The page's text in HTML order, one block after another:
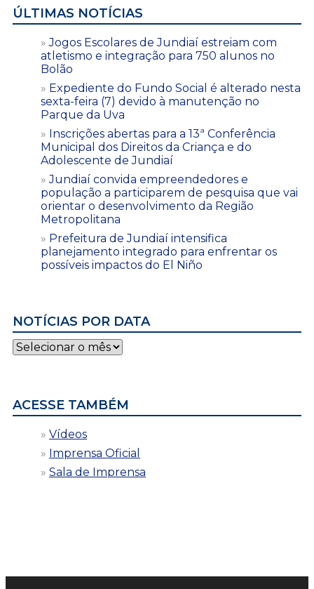
ÚLTIMAS NOTÍCIAS
Jogos Escolares de Jundiaí estreiam com
atletismo e integração para 750 alunos no
Bolão
Expediente do Fundo Social é alterado nesta
sexta-feira (7) devido à manutenção no
Parque da Uva
Inscrições abertas para a 13ª Conferência
Municipal dos Direitos da Criança e do
Adolescente de Jundiaí
Jundiaí convida empreendedores e
população a participarem de pesquisa que vai
orientar o desenvolvimento da Região
Metropolitana
Prefeitura de Jundiaí intensifica
planejamento integrado para enfrentar os
possíveis impactos do El Niño
NOTÍCIAS POR DATA
Notícias
por
ACESSE TAMBÉM
Vídeos
Imprensa Oficial
Sala de Imprensa